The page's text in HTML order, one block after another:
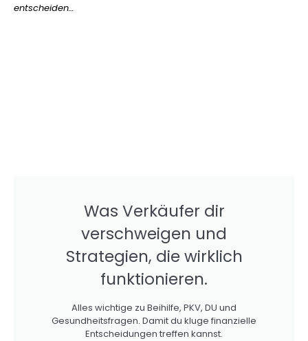
entscheiden…
Was Verkäufer dir
verschweigen und
Strategien, die wirklich
funktionieren.
Alles wichtige zu Beihilfe, PKV, DU und
Gesundheitsfragen. Damit du kluge finanzielle
Entscheidungen treffen kannst.